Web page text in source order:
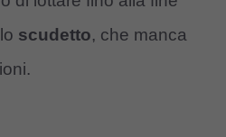
scudetto, che manca